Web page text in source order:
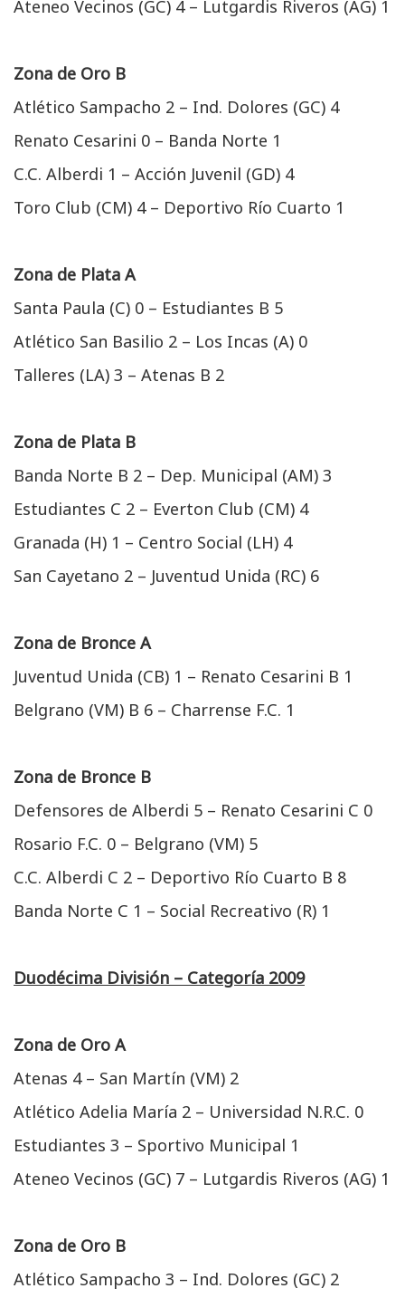
Ateneo Vecinos (GC) 4 – Lutgardis Riveros (AG) 1
Zona de Oro B
Atlético Sampacho 2 – Ind. Dolores (GC) 4
Renato Cesarini 0 – Banda Norte 1
C.C. Alberdi 1 – Acción Juvenil (GD) 4
Toro Club (CM) 4 – Deportivo Río Cuarto 1
Zona de Plata A
Santa Paula (C) 0 – Estudiantes B 5
Atlético San Basilio 2 – Los Incas (A) 0
Talleres (LA) 3 – Atenas B 2
Zona de Plata B
Banda Norte B 2 – Dep. Municipal (AM) 3
Estudiantes C 2 – Everton Club (CM) 4
Granada (H) 1 – Centro Social (LH) 4
San Cayetano 2 – Juventud Unida (RC) 6
Zona de Bronce A
Juventud Unida (CB) 1 – Renato Cesarini B 1
Belgrano (VM) B 6 – Charrense F.C. 1
Zona de Bronce B
Defensores de Alberdi 5 – Renato Cesarini C 0
Rosario F.C. 0 – Belgrano (VM) 5
C.C. Alberdi C 2 – Deportivo Río Cuarto B 8
Banda Norte C 1 – Social Recreativo (R) 1
Duodécima División – Categoría 2009
Zona de Oro A
Atenas 4 – San Martín (VM) 2
Atlético Adelia María 2 – Universidad N.R.C. 0
Estudiantes 3 – Sportivo Municipal 1
Ateneo Vecinos (GC) 7 – Lutgardis Riveros (AG) 1
Zona de Oro B
Atlético Sampacho 3 – Ind. Dolores (GC) 2